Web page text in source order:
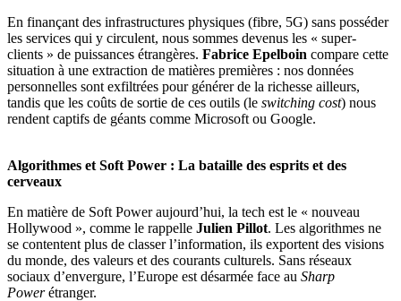
En finançant des infrastructures physiques (fibre, 5G) sans posséder
les services qui y circulent, nous sommes devenus les « super-
clients » de puissances étrangères. Fabrice Epelboin compare cette
situation à une extraction de matières premières : nos données
personnelles sont exfiltrées pour générer de la richesse ailleurs,
tandis que les coûts de sortie de ces outils (le switching cost) nous
rendent captifs de géants comme Microsoft ou Google.
Algorithmes et Soft Power : La bataille des esprits et des
cerveaux
En matière de Soft Power aujourd’hui, la tech est le « nouveau
Hollywood », comme le rappelle Julien Pillot. Les algorithmes ne
se contentent plus de classer l’information, ils exportent des visions
du monde, des valeurs et des courants culturels. Sans réseaux
sociaux d’envergure, l’Europe est désarmée face au Sharp
Powerétranger.